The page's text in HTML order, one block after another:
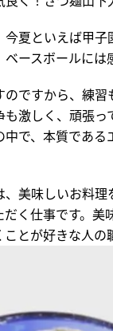
夏といえば甲子
ースボールには
のですから、練習
激しく、頑張っ
中で、本質であ
美味しいお料理
く仕事です。美
とが好きな人の